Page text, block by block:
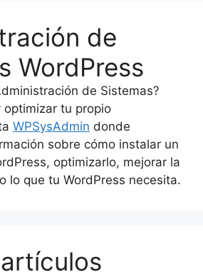
de
WordPress
de Sistemas?
optimizar tu propio
WPSysAdmin donde
sobre cómo instalar un
optimizarlo, mejorar la
lo que tu WordPress necesita.